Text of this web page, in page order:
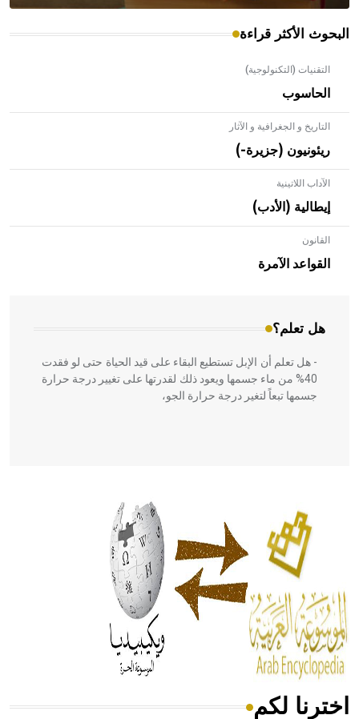
البحوث الأكثر قراءة
التقنيات (التكنولوجية)
الحاسوب
التاريخ و الجغرافية و الآثار
ريئونيون (جزيرة-)
الآداب اللاتينية
إيطالية (الأدب)
القانون
القواعد الآمرة
هل تعلم؟
- هل تعلم أن الأبلق نوع من الفنون الهندسية التي ارتبطت
بالعمارة الإسلامية في بلاد الشام ومصر خاصة، حيث يحرص
المعمار على بناء مداميكه وخاصة في الواجهات
- هل تعلم أن الإبل تستطيع البقاء على قيد الحياة حتى لو فقدت
40% من ماء جسمها ويعود ذلك لقدرتها على تغيير درجة حرارة
جسمها تبعاً لتغير درجة حرارة الجو،
الحكم، الأدلة، تنظيم التغذية، ورسالته في جروح الرأس. ويعود
له الفضل بأنه حرر الطب من الدين والفلسفة.
- هل تعلم أن المرجان إفراز حيواني يتكون في البحر ويتركب
من مادة كربونات الكلسيوم، وهو أحمر أو شديد الحمرة وهو
أجود أنواعه، ويمتاز بكبر الحجم ويسمى الش
اخترنا لكم